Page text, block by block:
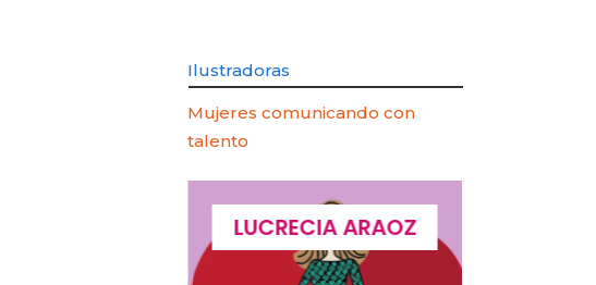
Ilustradoras
Mujeres comunicando con
talento
LUCRECIA ARAOZ